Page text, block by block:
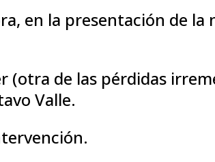
en la presentación de la
de las pérdidas
Valle.